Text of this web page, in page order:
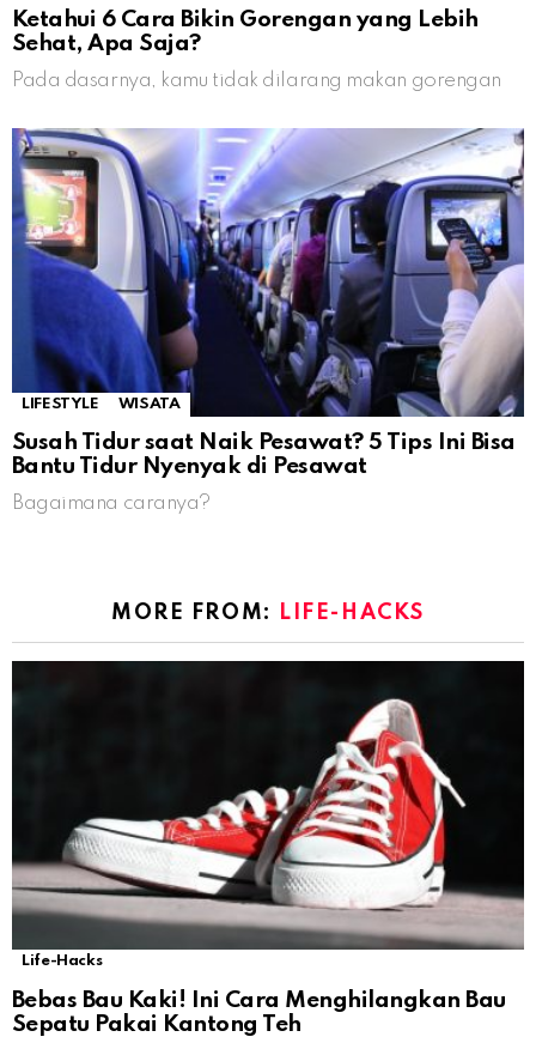
Ketahui 6 Cara Bikin Gorengan yang Lebih
Sehat, Apa Saja?
Pada dasarnya, kamu tidak dilarang makan gorengan
LIFESTYLE WISATA
Susah Tidur saat Naik Pesawat? 5 Tips Ini Bisa
Bantu Tidur Nyenyak di Pesawat
Bagaimana caranya?
MORE FROM: LIFE-HACKS
Life-Hacks
Bebas Bau Kaki! Ini Cara Menghilangkan Bau
Sepatu Pakai Kantong Teh